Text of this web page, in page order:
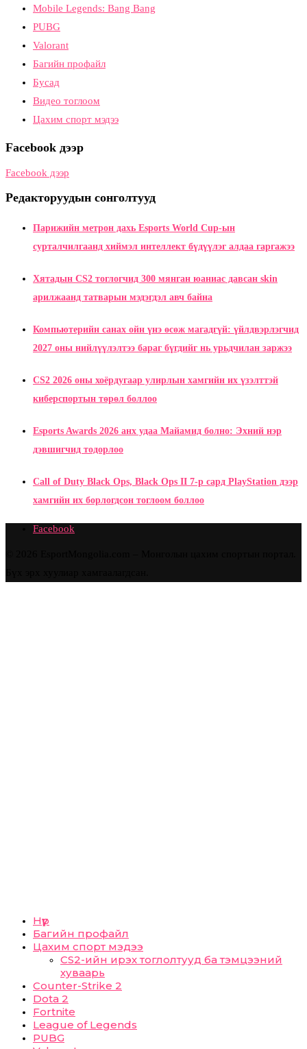
Mobile Legends: Bang Bang
PUBG
Valorant
Багийн профайл
Бусад
Видео тоглоом
Цахим спорт мэдээ
Facebook дээр
Facebook дээр
Редакторуудын сонголтууд
Парижийн метрон дахь Esports World Cup-ын
сурталчилгаанд хиймэл интеллект бүдүүлэг алдаа гаргажээ
Хятадын CS2 тоглогчид 300 мянган юаниас давсан skin
арилжаанд татварын мэдэгдэл авч байна
Компьютерийн санах ойн үнэ өсөж магадгүй: үйлдвэрлэгчид
2027 оны нийлүүлэлтээ бараг бүгдийг нь урьдчилан заржээ
CS2 2026 оны хоёрдугаар улирлын хамгийн их үзэлттэй
киберспортын төрөл боллоо
Esports Awards 2026 анх удаа Майамид болно: Эхний нэр
дэвшигчид тодорлоо
Call of Duty Black Ops, Black Ops II 7-р сард PlayStation дээр
хамгийн их борлогдсон тоглоом боллоо
Facebook
Нүүр
Багийн профайл
Цахим спорт мэдээ
CS2-ийн ирэх тоглолтууд ба тэмцээний
хуваарь
Counter-Strike 2
Dota 2
Fortnite
League of Legends
PUBG